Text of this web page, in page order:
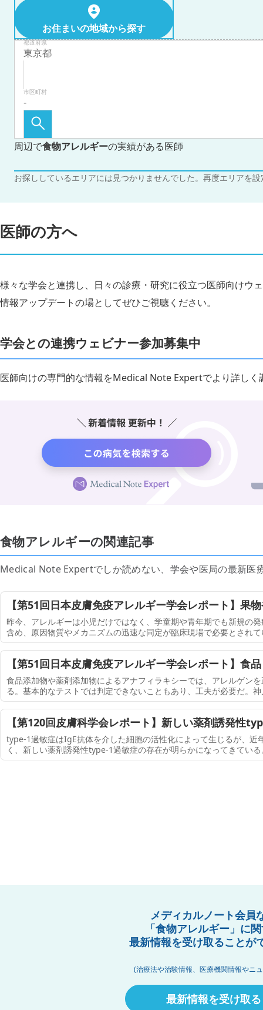
お住まいの地域から探す
都道府県
市区町村
周辺で食物アレルギーの実績がある医師
お探ししているエリアには見つかりませんでした。再度エリアを
医師の方へ
様々な学会と連携し、日々の診療・研究に役立つ医師向けウ
情報アップデートの場としてぜひご視聴ください。
学会との連携ウェビナー参加募集中
医師向けの専門的な情報をMedical Note Expertでより詳しく
食物アレルギーの関連記事
Medical Note Expertでしか読めない、学会や医局の最新医
【第51回日本皮膚免疫アレルギー学会レポート】果
のメカニズムと見分け方（4000字）
昨今、アレルギーは小児だけではなく、学童期や青年期でも新規の
含め、原因物質やメカニズムの迅速な同定が臨床現場で必要とされ
科学講座 主任教授／昭和大学病院 皮膚科 診療科長）は、第51回日
【第51回日本皮膚免疫アレルギー学会レポート】食
見逃さないポイントを事例とともに紹介（5000字）
食品添加物や薬剤添加物によるアナフィラキシーでは、アレルゲン
る。基本的なテストでは判定できないこともあり、工夫が必要だ。
行の鷲尾 健氏は、第51回日本皮膚免疫アレルギー学会総会学術大会
【第120回皮膚科学会レポート】新しい薬剤誘発性
type-1過敏症はIgE抗体を介した細胞の活性化によって生じるが、
く、新しい薬剤誘発性type-1過敏症の存在が明らかになってきてい
120回日本皮膚科学会総会（2021年6月10日～13日）で行われた教育
メディカルノート会員
「食物アレルギー」に
最新情報を受け取ることが
(治療法や治験情報、医療機関情報やニ
最新情報を受け取る